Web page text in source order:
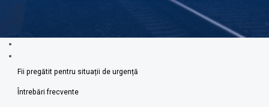
Fii pregătit pentru situații de urgență
Întrebări frecvente